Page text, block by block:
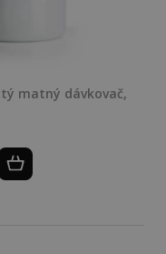
matný dávkovač,